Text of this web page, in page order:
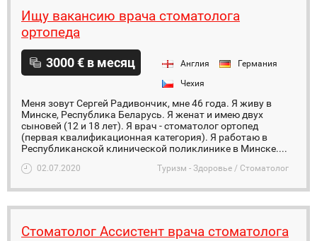
Ищу вакансию врача стоматолога
ортопеда
3000 € в месяц Англия
Германия
Чехия
Меня зовут Сергей Радивончик, мне 46 года. Я живу в
Минске, Республика Беларусь. Я женат и имею двух
сыновей (12 и 18 лет). Я врач - стоматолог ортопед
(первая квалификационная категория). Я работаю в
Республиканской клинической поликлинике в Минске....
02.07.2020 Туризм - Здоровье / Стоматолог
Стоматолог Ассистент врача стоматолога